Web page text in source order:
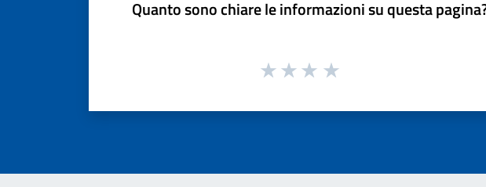
Quanto sono chiare le informazioni su questa